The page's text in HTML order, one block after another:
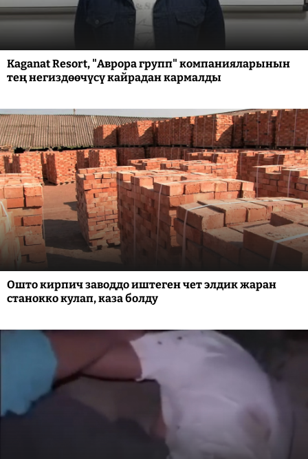
Kaganat Resort, "Аврора групп" компанияларынын
тең негиздөөчүсү кайрадан кармалды
Ошто кирпич заводдо иштеген чет элдик жаран
станокко кулап, каза болду